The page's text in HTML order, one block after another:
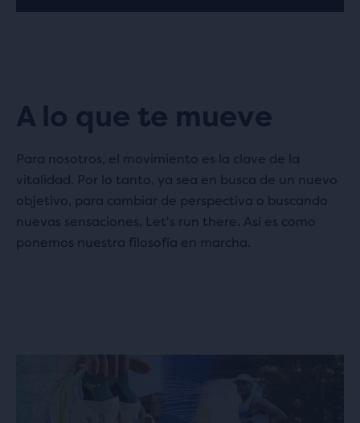
A lo que te mueve
Para nosotros, el movimiento es la clave de la
vitalidad. Por lo tanto, ya sea en busca de un nuevo
objetivo, para cambiar de perspectiva o buscando
nuevas sensaciones, Let's run there. Así es como
ponemos nuestra filosofía en marcha.